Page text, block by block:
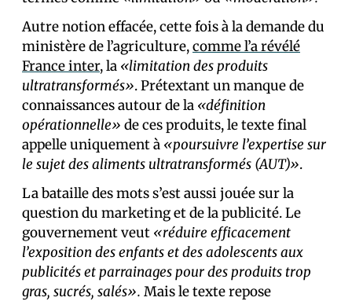
Autre notion effacée, cette fois à la demande du
ministère de l’agriculture,comme l’a révélé
France inter, la «limitation des produits
ultratransformés». Prétextant un manque de
connaissances autour de la «définition
opérationnelle» de ces produits, le texte final
appelle uniquement à «poursuivre l’expertise sur
le sujet des aliments ultratransformés (AUT)».
La bataille des mots s’est aussi jouée sur la
question du marketing et de la publicité. Le
gouvernement veut «réduire efficacement
l’exposition des enfants et des adolescents aux
publicités et parrainages pour des produits trop
gras, sucrés, salés». Mais le texte repose